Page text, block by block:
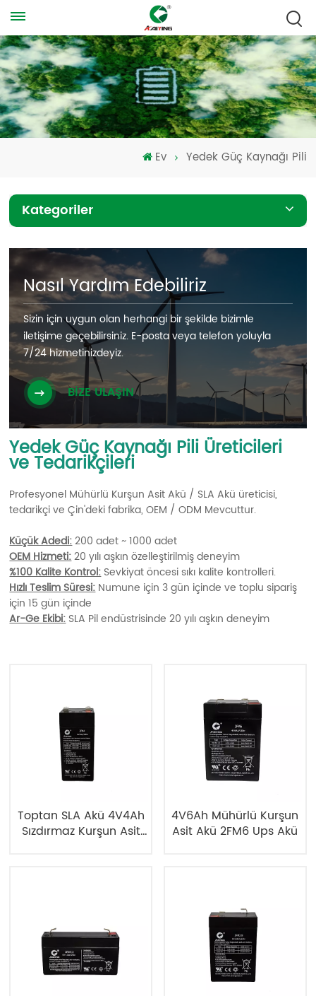
Ev Yedek Güç Kaynağı Pili
Kategoriler
Nasıl Yardım Edebiliriz
Sizin için uygun olan herhangi bir şekilde bizimle
iletişime geçebilirsiniz. E-posta veya telefon yoluyla
7/24 hizmetinizdeyiz.
BİZE ULAŞIN
Yedek Güç Kaynağı Pili Üreticileri
ve Tedarikçileri
Profesyonel Mühürlü Kurşun Asit Akü / SLA Akü üreticisi,
tedarikçi ve Çin'deki fabrika, OEM / ODM Mevcuttur.
Küçük Adedi:200 adet ~ 1000 adet
OEM Hizmeti:20 yılı aşkın özelleştirilmiş deneyim
%100 Kalite Kontrol:Sevkiyat öncesi sıkı kalite kontrolleri.
Hızlı Teslim Süresi:Numune için 3 gün içinde ve toplu sipariş
için 15 gün içinde
Ar-Ge Ekibi:SLA Pil endüstrisinde 20 yılı aşkın deneyim
Toptan SLA Akü 4V4Ah
Sızdırmaz Kurşun Asit
4V6Ah Mühürlü Kurşun
Asit Akü 2FM6 Ups Akü